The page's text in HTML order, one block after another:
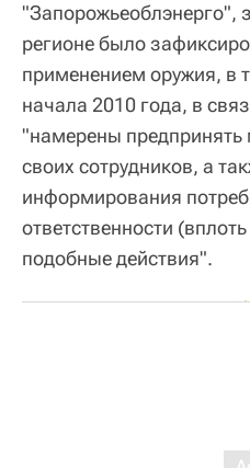
"Запорожьеоблэнерго",
регионе было
применением оружия, в
начала 2010 года, в
"намерены предпринять
своих сотрудников, а
информирования
ответственности
подобные действия".